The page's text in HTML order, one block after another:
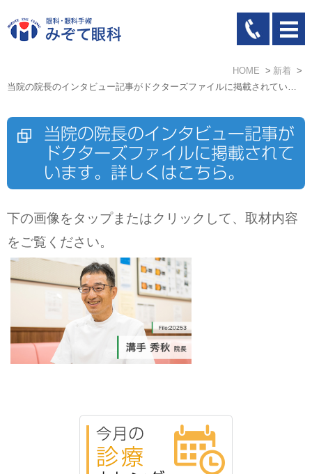
HOME
新着
当院の院長のインタビュー記事がドクターズファイルに掲載されています。詳しくはこちら。
当院の院長のインタビュー記事が
ドクターズファイルに掲載されて
います。詳しくはこちら。
下の画像をタップまたはクリックして、取材内容
をご覧ください。